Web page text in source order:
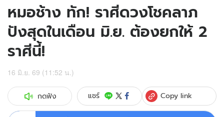
หมอช้าง ทัก! ราศีดวงโชคลาภ
ปังสุดในเดือน มิ.ย. ต้องยกให้ 2
ราศีนี้!
16 มิ.ย. 69 (11:52 น.)
กดฟัง แชร์ Copy link